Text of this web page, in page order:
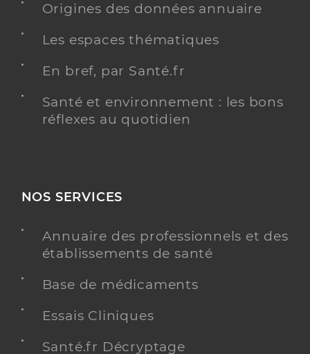
Origines des données annuaire
Les espaces thématiques
En bref, par Santé.fr
Santé et environnement : les bons
réflexes au quotidien
NOS SERVICES
Annuaire des professionnels et des
établissements de santé
Base de médicaments
Essais Cliniques
Santé.fr Décryptage